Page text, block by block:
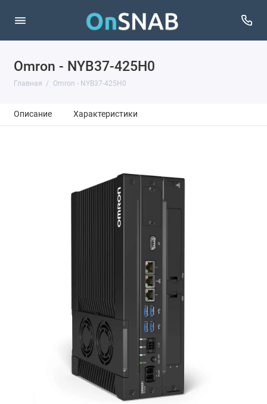
Omron - NYB37-425H0
Главная Omron - NYB37-425H0
Описание Характеристики